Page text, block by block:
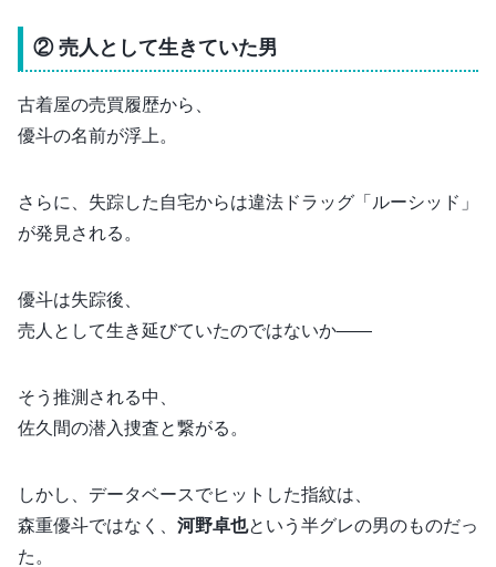
② 売人として生きていた男
古着屋の売買履歴から、
優斗の名前が浮上。
さらに、失踪した自宅からは違法ドラッグ「ルーシッド」
が発見される。
優斗は失踪後、
売人として生き延びていたのではないか――
そう推測される中、
佐久間の潜入捜査と繋がる。
しかし、データベースでヒットした指紋は、
森重優斗ではなく、 河野卓也という半グレの男のものだっ
た。